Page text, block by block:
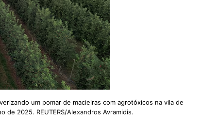
um pomar de macieiras com agrotóxicos na vila de
de 2025. REUTERS/Alexandros Avramidis.